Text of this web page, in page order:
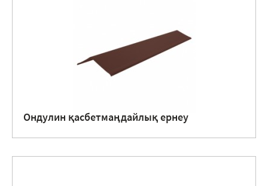
Ондулин қасбетмаңдайлық ернеу